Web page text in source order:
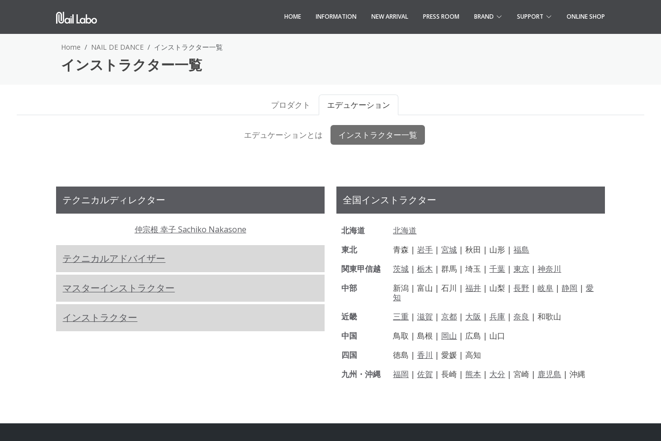
HOME INFORMATION NEW ARRIVAL PRESS ROOM BRAND SUPPORT ONLINE SHOP
Home NAIL DE DANCE インストラクター一覧
インストラクター一覧
プロダクト エデュケーション
エデュケーションとは インストラクター一覧
テクニカルディレクター
仲宗根 幸子 Sachiko Nakasone
テクニカルアドバイザー
マスターインストラクター
インストラクター
全国インストラクター
北海道
北海道
東北
青森 |岩手 |宮城 | 秋田 | 山形 |福島
関東甲信越
茨城 |栃木 | 群馬 | 埼玉 |千葉 |東京 |神奈川
中部
新潟 |富山 |石川 |福井 | 山梨 |長野 |岐阜 |静岡 |愛
知
近畿
三重 |滋賀 |京都 | 大阪 |兵庫 |奈良 |和歌山
中国
鳥取 |島根 | 岡山 | 広島 | 山口
四国
徳島 |香川 |愛媛 |高知
九州・沖縄
福岡 |佐賀 |長崎 | 熊本 | 大分 |宮崎 | 鹿児島 |沖縄